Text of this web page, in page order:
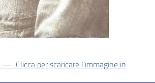
— Clicca per scaricare l'immagine in